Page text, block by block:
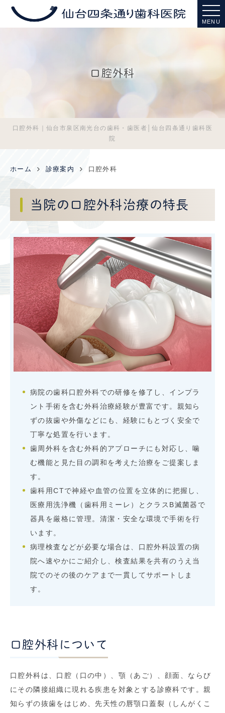
MENU
口腔外科
口腔外科｜仙台市泉区南光台の歯科・歯医者│仙台四条通り歯科医
院
ホーム 診療案内 口腔外科
当院の口腔外科治療の特長
病院の歯科口腔外科での研修を修了し、インプラ
ント手術を含む外科治療経験が豊富です。親知ら
ずの抜歯や外傷などにも、経験にもとづく安全で
丁寧な処置を行います。
歯周外科を含む外科的アプローチにも対応し、噛
む機能と見た目の調和を考えた治療をご提案しま
す。
歯科用CTで神経や血管の位置を立体的に把握し、
医療用洗浄機（歯科用ミーレ）とクラスB滅菌器で
器具を厳格に管理。清潔・安全な環境で手術を行
います。
病理検査などが必要な場合は、口腔外科設置の病
院へ速やかにご紹介し、検査結果を共有のうえ当
院でのその後のケアまで一貫してサポートしま
す。
口腔外科について
口腔外科は、口腔（口の中）、顎（あご）、顔面、ならび
にその隣接組織に現れる疾患を対象とする診療科です。親
知らずの抜歯をはじめ、先天性の唇顎口蓋裂（しんがくこ